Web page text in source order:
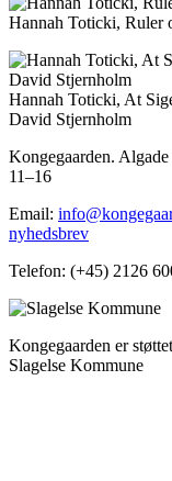
Hannah Toticki, Ruler
Hannah Toticki, At
David Stjernholm
Kongegaarden.
11–16
Email:
nyhedsbrev
Telefon: (+45) 2126
Kongegaarden er
Slagelse Kommune